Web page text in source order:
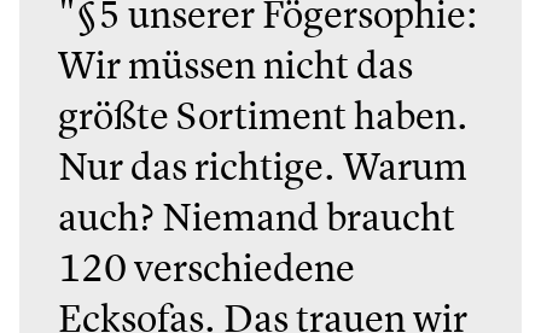
"§5 unserer Fögersophie:
Wir müssen nicht das
größte Sortiment haben.
Nur das richtige. Warum
auch? Niemand braucht
120 verschiedene
Ecksofas. Das trauen wir